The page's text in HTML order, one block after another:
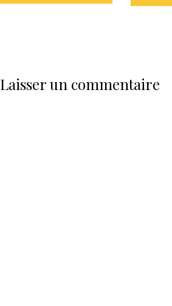
Laisser un commentaire